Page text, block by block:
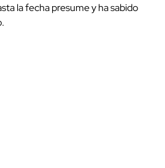
la fecha presume y ha sabido